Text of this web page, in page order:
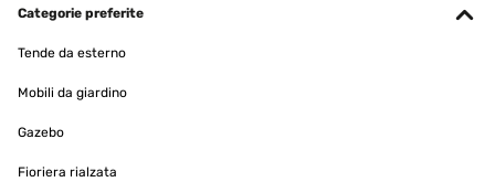
changes the atmosphere in a positive way.
Categorie preferite
Tende da esterno
Mobili da giardino
Gazebo
Fioriera rialzata